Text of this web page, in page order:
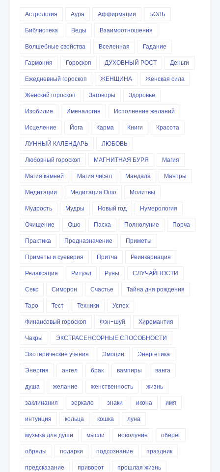
Астрология Аура Аффирмации
БОЛЬ
Библиотека
Веды
Взаимоотношения
Волшебные свойства
Вселенная
Гадание
Гармония
Гороскоп ДУХОВНЫЙ РОСТ
Деньги
Ежедневный гороскоп
ЖЕНЩИНА
Женская сила
Женский гороскоп
Заговоры
Здоровье
Изобилие
Именалогия
Исполнение желаний
Исцеление
Йога Карма Книги
Красота
ЛУННЫЙ КАЛЕНДАРЬ
ЛЮБОВЬ
Любовный гороскоп
МАГНИТНАЯ БУРЯ
Магия
Магия камней
Магия чисел Мандала
Мантры
Медитации
Медитация Ошо
Молитвы
Мудрость
Мудры Новый год
Нумерология
Очищение
Ошо Пасха Полнолуние
Порча
Практика
Предназначение
Приметы
Приметы и суеверия
Притча
Реинкарнация
Релаксация
Ритуал Руны
СЛУЧАЙНОСТИ
Секс
Симорон Счастье
Тайна дня рождения
Таро
Тест Техники
Успех
Финансовый гороскоп
Фэн-шуй
Хиромантия
Чакры
ЭКСТРАСЕНСОРНЫЕ СПОСОБНОСТИ
Эзотерические учения
Эмоции
Энергетика
Энергия
ангел брак вампиры
ванга
душа
желание женственность
жизнь
заклинания
зеркало знаки икона
имя
интуиция
кольца кошка
луна
музыка для души
мысли новолуние
оберег
обряды
подарки подсознание
праздник
предсказание
приворот
прошлая жизнь